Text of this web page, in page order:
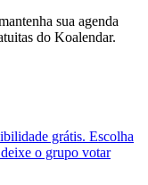
sua agenda
do Koalendar.
grátis. Escolha
o grupo votar